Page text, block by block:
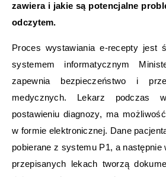
zawiera i jakie są potencjalne
odczytem.
Proces wystawiania e-recepty jest
systemem informatycznym
zapewnia bezpieczeństwo i
medycznych. Lekarz podczas
postawieniu diagnozy, ma
w formie elektronicznej. Dane
pobierane z systemu P1, a
przepisanych lekach tworzą